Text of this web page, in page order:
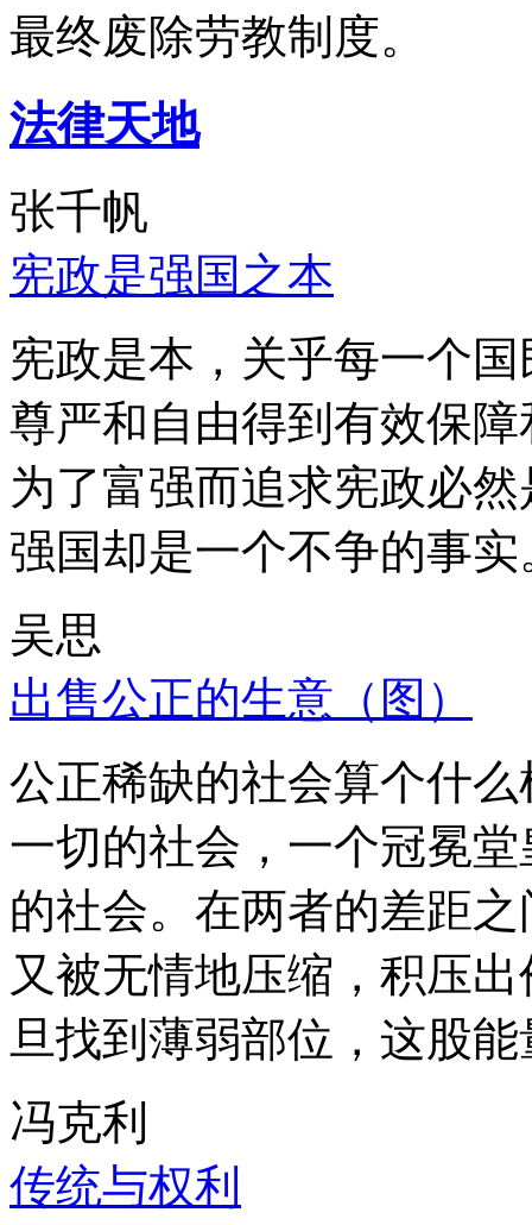
最终废除劳教制度。
法律天地
张千帆
宪政是强国之本
宪政是本，关乎每一个
尊严和自由得到有效保
为了富强而追求宪政必
强国却是一个不争的事实
吴思
出售公正的生意（图）
公正稀缺的社会算个什
一切的社会，一个冠冕
的社会。在两者的差距
又被无情地压缩，积压
旦找到薄弱部位，这股
冯克利
传统与权利